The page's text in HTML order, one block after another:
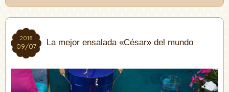
2018
09/07
2018
09/07 La mejor ensalada «César» del mundo